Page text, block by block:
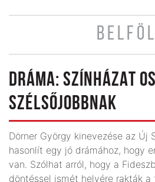
DRÁMA: SZÍNHÁZAT
SZÉLSŐJOBBNAK
Dörner György kinevezése az Új
hasonlít egy jó drámához, hogy
van. Szólhat arról, hogy a
döntéssel ismét helyére rakták a